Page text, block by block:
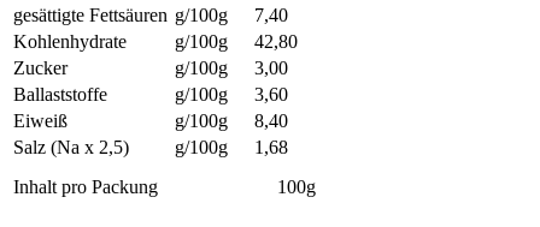
gesättigte Fettsäuren g/100g
7,40
Kohlenhydrate
g/100g
42,80
Zucker
g/100g
3,00
Ballaststoffe
g/100g
3,60
Eiweiß
g/100g
8,40
Salz (Na x 2,5)
g/100g
1,68
Inhalt pro Packung
100g